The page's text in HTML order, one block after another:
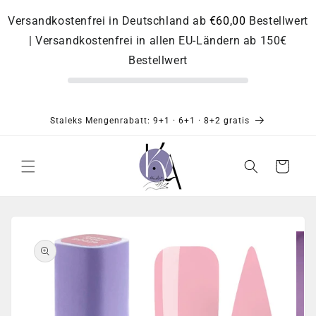
Versandkostenfrei in Deutschland ab €60,00 Bestellwert
| Versandkostenfrei in allen EU-Ländern ab 150€
Bestellwert
zum
Inhalt
Staleks Mengenrabatt: 9+1 · 6+1 · 8+2 gratis
Warenkorb